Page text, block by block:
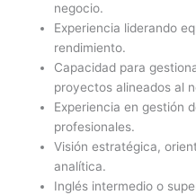
negocio.
Experiencia liderando
rendimiento.
Capacidad para
proyectos alineados al
Experiencia en gestión
profesionales.
Visión estratégica,
analítica.
Inglés intermedio o